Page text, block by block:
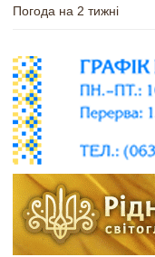
Погода на 2 тижні